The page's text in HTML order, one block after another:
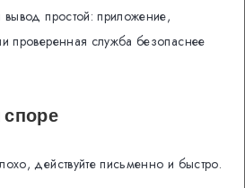
вывод простой: приложение,
проверенная служба безопаснее
споре
действуйте письменно и быстро.